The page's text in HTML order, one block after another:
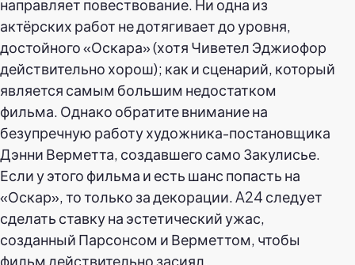
направляет повествование. Ни одна из
актёрских работ не дотягивает до уровня,
достойного «Оскара» (хотя Чиветел Эджиофор
действительно хорош); как и сценарий, который
является самым большим недостатком
фильма. Однако обратите внимание на
безупречную работу художника-постановщика
Дэнни Верметта, создавшего само Закулисье.
Если у этого фильма и есть шанс попасть на
«Оскар», то только за декорации. A24 следует
сделать ставку на эстетический ужас,
созданный Парсонсом и Верметтом, чтобы
фильм действительно засиял.